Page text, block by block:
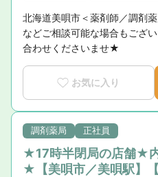
北海道美唄市＜薬剤師／調剤
などご相談可能な場合もござ
合わせくださいませ★
お気に入り
調剤薬局 正社員
★17時半閉局の店舗★
★【美唄市／美唄駅】